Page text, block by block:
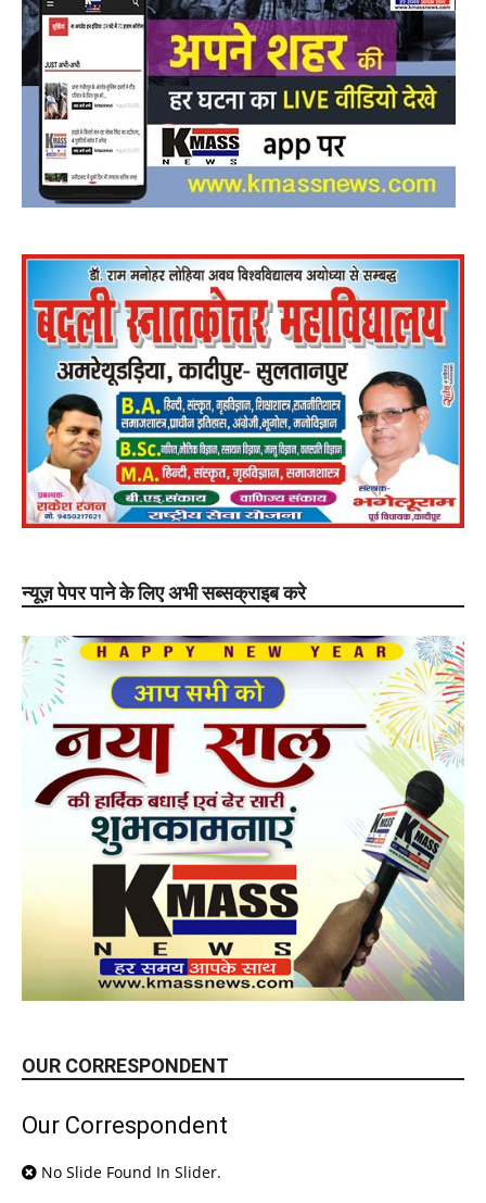
न्यूज़ पेपर पाने के लिए अभी सब्सक्राइब करे
OUR CORRESPONDENT
Our Correspondent
No Slide Found In Slider.